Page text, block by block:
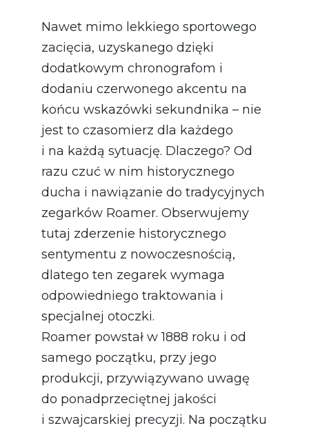
Nawet mimo lekkiego sportowego
zacięcia, uzyskanego dzięki
dodatkowym chronografom i
dodaniu czerwonego akcentu na
końcu wskazówki sekundnika – nie
jest to czasomierz dla każdego
i na każdą sytuację. Dlaczego? Od
razu czuć w nim historycznego
ducha i nawiązanie do tradycyjnych
zegarków Roamer. Obserwujemy
tutaj zderzenie historycznego
sentymentu z nowoczesnością,
dlatego ten zegarek wymaga
odpowiedniego traktowania i
specjalnej otoczki.
Roamer powstał w 1888 roku i od
samego początku, przy jego
produkcji, przywiązywano uwagę
do ponadprzeciętnej jakości
i szwajcarskiej precyzji. Na początku